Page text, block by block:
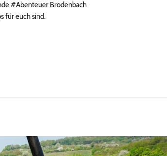
#Abenteuer Brodenbach
für euch sind.